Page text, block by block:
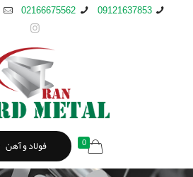
09121637853
02166675562
0 فولاد و آهن